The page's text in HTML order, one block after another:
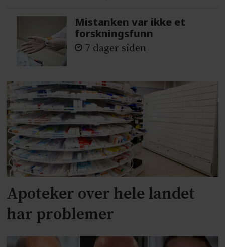
Mistanken var ikke et
forskningsfunn
7 dager siden
Apoteker over hele landet
har problemer